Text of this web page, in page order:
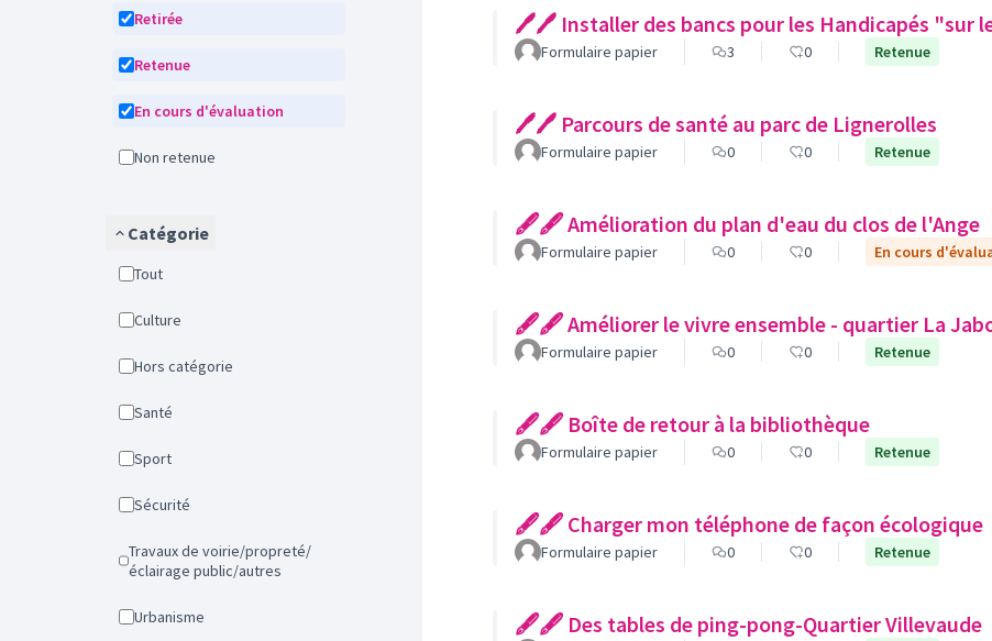
Retirée
Retenue
En cours d'évaluation
Non retenue
Catégorie
Tout
Culture
Hors catégorie
Santé
Sport
Sécurité
Travaux de voirie/propreté/
éclairage public/autres
Urbanisme
🖊🖊 Installer des bancs pour les Handicapés "sur
Formulaire papier 3 0 Retenue
🖊🖊 Parcours de santé au parc de Lignerolles
Formulaire papier 0 0 Retenue
🖋🖋 Amélioration du plan d'eau du clos de l'Ange
Formulaire papier 0 0 En cours
🖋🖋 Améliorer le vivre ensemble - quartier La
Formulaire papier 0 0 Retenue
🖋🖋 Boîte de retour à la bibliothèque
Formulaire papier 0 0 Retenue
🖋🖋 Charger mon téléphone de façon écologique
Formulaire papier 0 0 Retenue
🖋🖋 Des tables de ping-pong-Quartier Villevaude